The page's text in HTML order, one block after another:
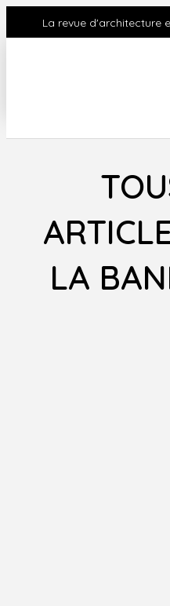
La revue d'architecture
LA